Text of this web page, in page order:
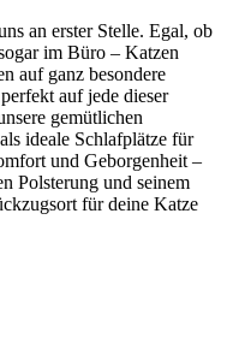
an erster Stelle. Egal, ob
im Büro – Katzen
auf ganz besondere
auf jede dieser
gemütlichen
ideale Schlafplätze für
und Geborgenheit –
Polsterung und seinem
für deine Katze